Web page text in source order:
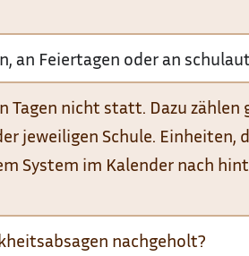
an Feiertagen oder an
nicht statt. Dazu zählen
jeweiligen Schule. Einheiten,
System im Kalender nach
nachgeholt?